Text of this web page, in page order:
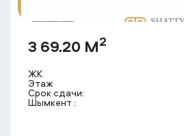
3 69.20 М2
ЖК
Этаж
Срок сдачи:
Шымкент :